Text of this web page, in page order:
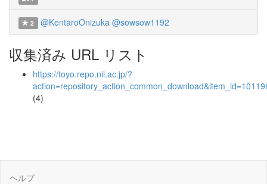
2 @KentaroOnizuka @sowsow1192
収集済み URL リスト
https://toyo.repo.nii.ac.jp/?
(4)
ヘルプ